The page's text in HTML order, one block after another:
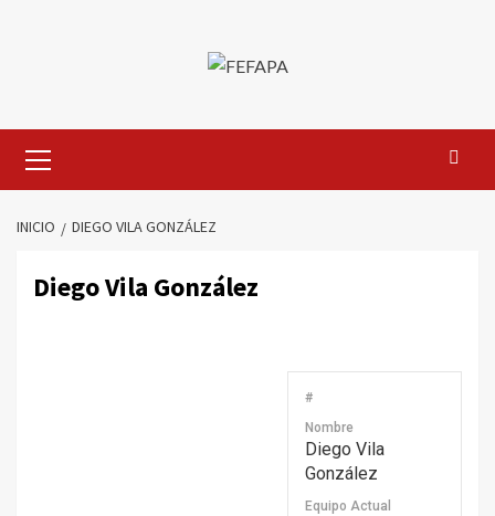
primario
INICIO DIEGO VILA GONZÁLEZ
Diego Vila González
#
Nombre
Diego Vila
González
Equipo Actual